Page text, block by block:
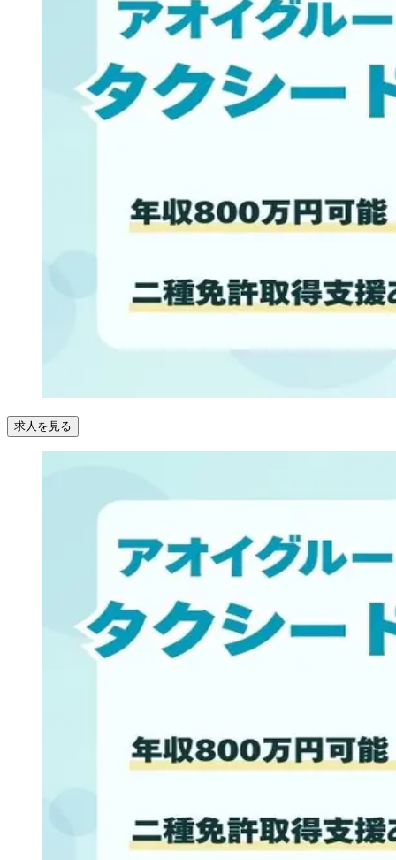
求人を見る